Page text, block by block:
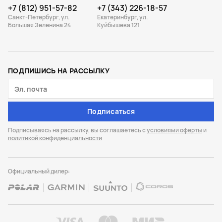
+7 (812) 951-57-82
Санкт-Петербург, ул.
Большая Зеленина 24
+7 (343) 226-18-57
Екатеринбург, ул.
Куйбышева 121
ПОДПИШИСЬ НА РАССЫЛКУ
Подписаться
Подписываясь на рассылку, вы соглашаетесь сусловиями оферты и
политикой конфиденциальности
Официальный дилер: